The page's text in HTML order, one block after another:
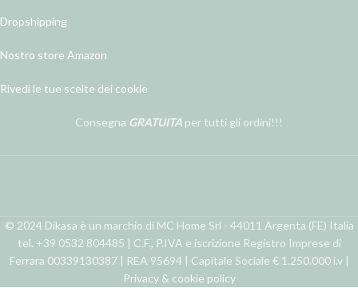
Dropshipping
Nostro store Amazon
Rivedi le tue scelte dei cookie
Consegna GRATUITA per tutti gli ordini!!!
© 2024 Dikasa è un marchio di MC Home Srl - 44011 Argenta (FE) Italia
tel. +39 0532 804485 | C.F., P.IVA e iscrizione Registro Imprese di
Ferrara 00339130387 | REA 95694 | Capitale Sociale € 1.250.000 i.v |
Privacy & cookie policy